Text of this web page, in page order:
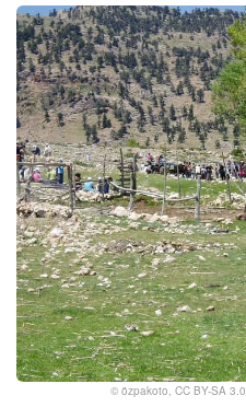
© özpakoto, CC BY-SA 3.0